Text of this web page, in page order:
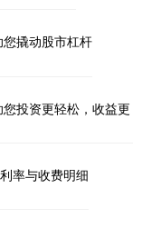
撬动股市杠杆
投资更轻松，收益更
率与收费明细